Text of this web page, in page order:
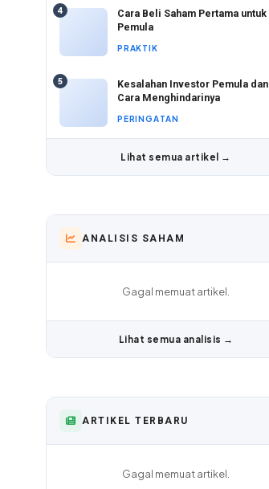
4
Cara Beli Saham Pertama untuk
Pemula
PRAKTIK
5
Kesalahan Investor Pemula dan
Cara Menghindarinya
PERINGATAN
Lihat semua artikel →
ANALISIS SAHAM
Gagal memuat artikel.
Lihat semua analisis →
ARTIKEL TERBARU
Gagal memuat artikel.